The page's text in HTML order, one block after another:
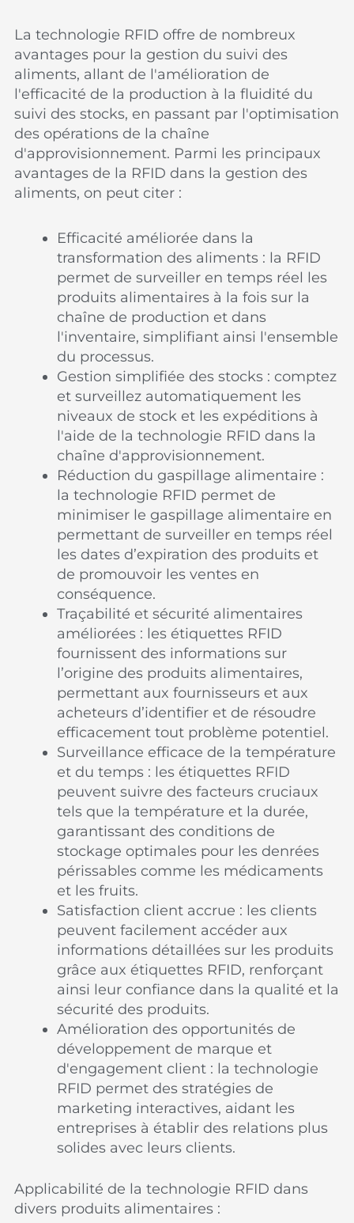
La technologie RFID offre de nombreux
avantages pour la gestion du suivi des
aliments, allant de l'amélioration de
l'efficacité de la production à la fluidité du
suivi des stocks, en passant par l'optimisation
des opérations de la chaîne
d'approvisionnement. Parmi les principaux
avantages de la RFID dans la gestion des
aliments, on peut citer :
Efficacité améliorée dans la
transformation des aliments : la RFID
permet de surveiller en temps réel les
produits alimentaires à la fois sur la
chaîne de production et dans
l'inventaire, simplifiant ainsi l'ensemble
du processus.
Gestion simplifiée des stocks : comptez
et surveillez automatiquement les
niveaux de stock et les expéditions à
l'aide de la technologie RFID dans la
chaîne d'approvisionnement.
Réduction du gaspillage alimentaire :
la technologie RFID permet de
minimiser le gaspillage alimentaire en
permettant de surveiller en temps réel
les dates d’expiration des produits et
de promouvoir les ventes en
conséquence.
Traçabilité et sécurité alimentaires
améliorées : les étiquettes RFID
fournissent des informations sur
l’origine des produits alimentaires,
permettant aux fournisseurs et aux
acheteurs d’identifier et de résoudre
efficacement tout problème potentiel.
Surveillance efficace de la température
et du temps : les étiquettes RFID
peuvent suivre des facteurs cruciaux
tels que la température et la durée,
garantissant des conditions de
stockage optimales pour les denrées
périssables comme les médicaments
et les fruits.
Satisfaction client accrue : les clients
peuvent facilement accéder aux
informations détaillées sur les produits
grâce aux étiquettes RFID, renforçant
ainsi leur confiance dans la qualité et la
sécurité des produits.
Amélioration des opportunités de
développement de marque et
d'engagement client : la technologie
RFID permet des stratégies de
marketing interactives, aidant les
entreprises à établir des relations plus
solides avec leurs clients.
Applicabilité de la technologie RFID dans
divers produits alimentaires :